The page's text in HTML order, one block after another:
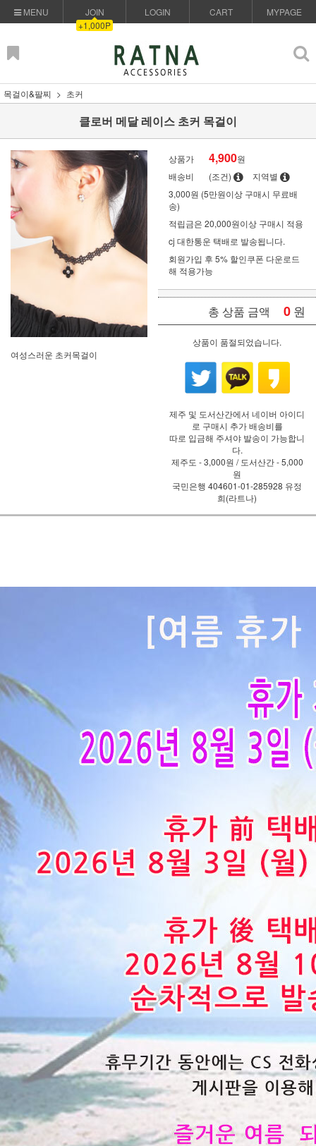
MENU
JOIN
+1,000P
LOGIN CART MYPAGE
목걸이&팔찌 초커
클로버 메달 레이스 초커 목걸이
여성스러운 초커목걸이
상품가 4,900원
배송비
(조건)
지역별
3,000원 (5만원이상 구매시 무료배
송)
적립금은 20,000원이상 구매시 적용
cj 대한통운 택배로 발송됩니다.
회원가입 후 5% 할인쿠폰 다운로드
해 적용가능
총 상품 금액 0 원
상품이 품절되었습니다.
제주 및 도서산간에서 네이버 아이디
로 구매시 추가 배송비를
따로 입금해 주셔야 발송이 가능합니
다.
제주도 - 3,000원 / 도서산간 - 5,000
원
국민은행 404601-01-285928 유정
희(라트나)